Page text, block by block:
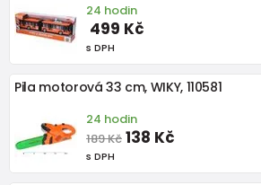
24 hodin
499 Kč
s DPH
Pila motorová 33 cm, WIKY, 110581
24 hodin
189 Kč 138 Kč
s DPH